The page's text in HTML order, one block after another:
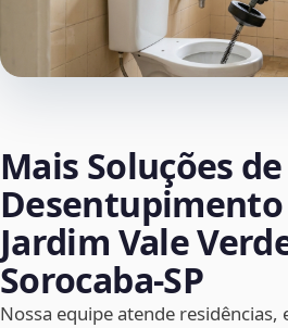
Mais Soluções de
Desentupimento
Jardim Vale
Sorocaba‑SP
Nossa equipe atende residências,